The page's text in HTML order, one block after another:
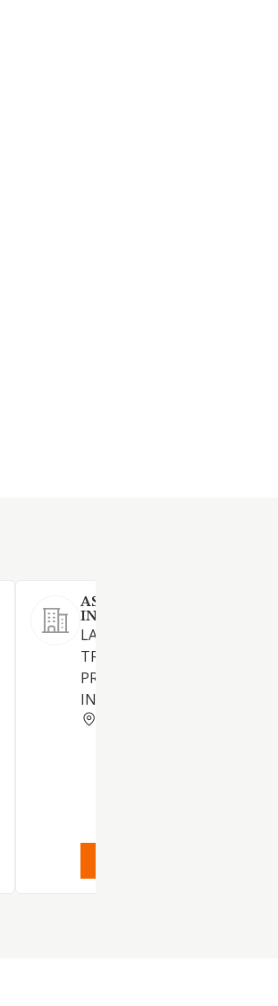
ASESORAMIENTO
INTEGRAL SL
LA REALIZACION DE
TRADUCCIONES DE
PRESTACION DE SERVICIOS
INTERPRETES